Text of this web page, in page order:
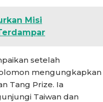
Misi
setelah
mengungkapkan
Tang Prize. Ia
Taiwan dan